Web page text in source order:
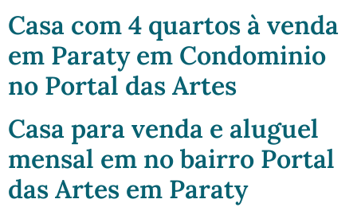
Casa com 4 quartos à venda
em Paraty em Condominio
no Portal das Artes
Casa para venda e aluguel
mensal em no bairro Portal
das Artes em Paraty